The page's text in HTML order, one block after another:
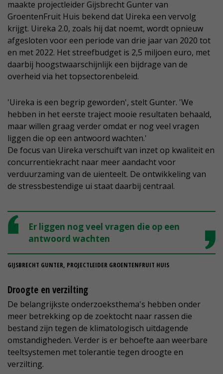
maakte projectleider Gijsbrecht Gunter van
GroentenFruit Huis bekend dat Uireka een vervolg
krijgt. Uireka 2.0, zoals hij dat noemt, wordt opnieuw
afgesloten voor een periode van drie jaar van 2020 tot
en met 2022. Het streefbudget is 2,5 miljoen euro, met
daarbij hoogstwaarschijnlijk een bijdrage van de
overheid via het topsectorenbeleid.
'Uireka is een begrip geworden', stelt Gunter. 'We
hebben in het eerste traject mooie resultaten behaald,
maar willen graag verder omdat er nog veel vragen
liggen die op een antwoord wachten.'
De focus van Uireka verschuift van inzet op kwaliteit en
concurrentiekracht naar meer aandacht voor
verduurzaming van de uienteelt. De ontwikkeling van
de stressbestendige ui staat daarbij centraal.
Er liggen nog veel vragen die op een
antwoord wachten
GIJSBRECHT GUNTER, PROJECTLEIDER GROENTENFRUIT HUIS
Droogte en verzilting
De belangrijkste onderzoeksthema's hebben onder
meer betrekking op de zoektocht naar rassen die
bestand zijn tegen de klimatologisch uitdagende
omstandigheden. Verder is er behoefte aan weerbare
teeltsystemen met tolerantie tegen droogte en
verzilting.